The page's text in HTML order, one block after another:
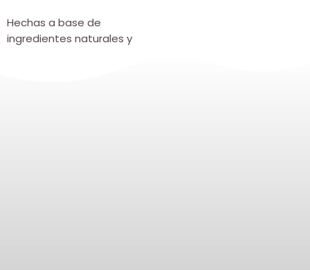
Hechas a base de
ingredientes naturales y